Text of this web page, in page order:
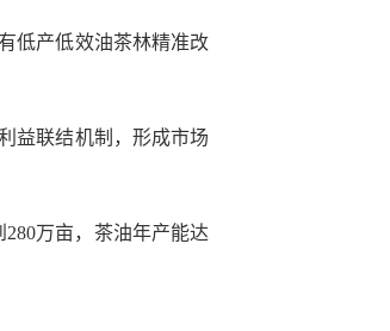
低产低效油茶林精准改
益联结机制，形成市场
280万亩，茶油年产能达